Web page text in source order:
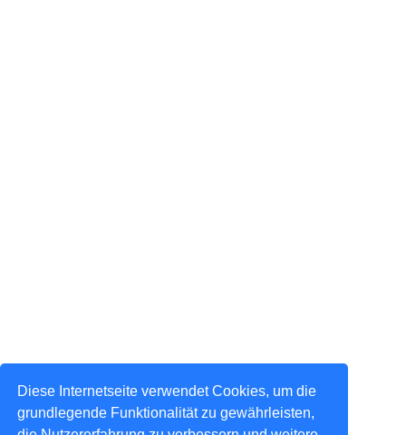
Diese Internetseite verwendet Cookies, um die
grundlegende Funktionalität zu gewährleisten,